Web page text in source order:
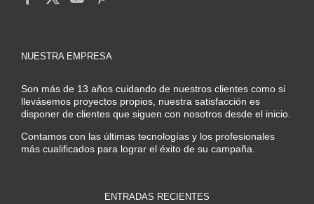
NUESTRA EMPRESA
Son más de 13 años cuidando de nuestros clientes como si
llevásemos proyectos propios, nuestra satisfacción es
disponer de clientes que siguen con nosotros desde el inicio.
Contamos con las últimas tecnologías y los profesionales
más cualificados para lograr el éxito de su campaña.
ENTRADAS RECIENTES